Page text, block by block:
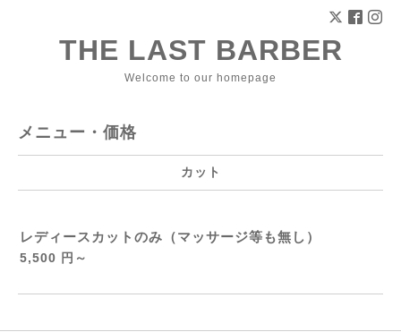
THE LAST BARBER
Welcome to our homepage
メニュー・価格
カット
レディースカットのみ（マッサージ等も無し）
5,500 円～